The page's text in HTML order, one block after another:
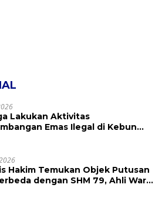
Lakukan Aktivitas
Emas Ilegal di Kebun
Hakim Temukan Objek Putusan
dengan SHM 79, Ahli Waris